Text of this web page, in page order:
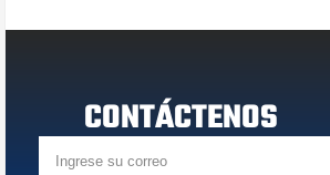
CONTÁCTENOS